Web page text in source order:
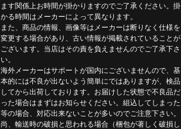
ます関係上お時間が掛かりますのでご了承ください。掛
かる時間はメーカーによって異なります。
また、商品の情報、画像等はメーカーは断りなく仕様を
変更する場合があり、古い情報が掲載されていることが
ございます。当店はその責を負えませんのでご了承下さ
い。
海外メーカーはサポートが国内にございませんので、基
本的には不良が出ないよう簡単にではありますが、検品
してから出荷しております。お届けした状態で不良品だ
った場合はまずはお知らせください。組込してしまった
等の場合、対応出来ないことが多いのでご注意下さい。
尚、輸送時の破損と思われる場合（梱包が著しく破損し